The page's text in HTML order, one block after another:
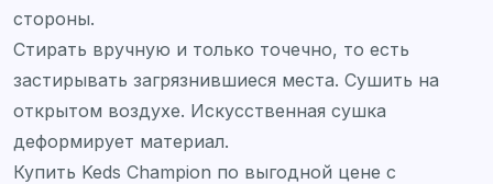
стороны.
Стирать вручную и только точечно, то есть
застирывать загрязнившиеся места. Сушить на
открытом воздухе. Искусственная сушка
деформирует материал.
Купить Keds Champion по выгодной цене с